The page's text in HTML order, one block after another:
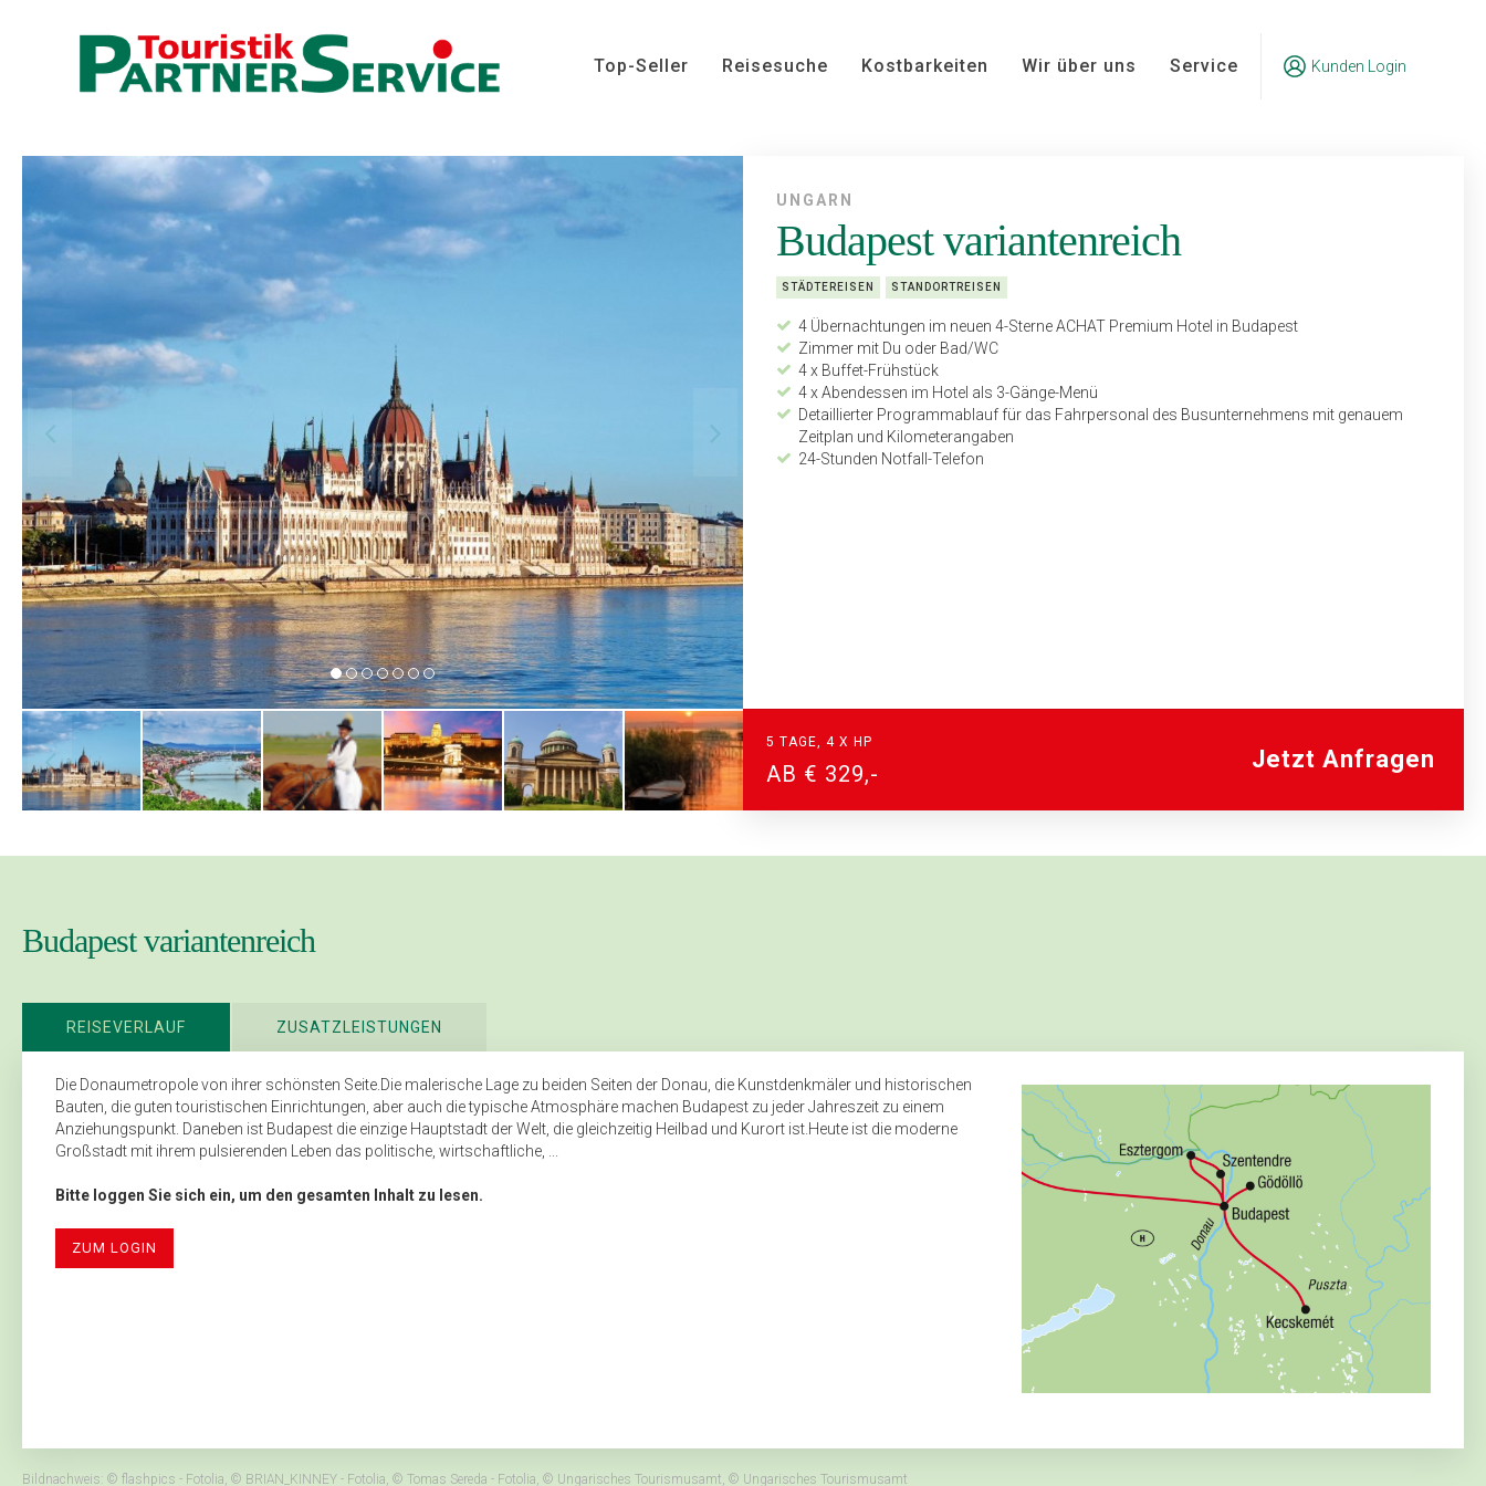
Top-Seller Reisesuche Kostbarkeiten Wir über uns Service Kunden Login
UNGARN
Budapest variantenreich
STÄDTEREISEN STANDORTREISEN
4 Übernachtungen im neuen 4-Sterne ACHAT Premium Hotel in Budapest
Zimmer mit Du oder Bad/WC
4 x Buffet-Frühstück
4 x Abendessen im Hotel als 3-Gänge-Menü
Detaillierter Programmablauf für das Fahrpersonal des Bus­unternehmens mit genauem
Zeitplan und Kilometerangaben
24-Stunden Notfall-Telefon
5 TAGE, 4 X HP
AB € 329,-
Jetzt Anfragen
Budapest variantenreich
REISEVERLAUF ZUSATZLEISTUNGEN
Die Donaumetropole von ihrer schönsten Seite.Die malerische Lage zu beiden Seiten der Donau, die Kunstdenkmäler und historischen
Bauten, die guten touristischen Einrichtungen, aber auch die typische Atmosphäre machen Budapest zu jeder Jahreszeit zu einem
Anziehungspunkt. Daneben ist Budapest die einzige Hauptstadt der Welt, die gleichzeitig Heilbad und Kurort ist.Heute ist die moderne
Großstadt mit ihrem pulsierenden Leben das politische, wirtschaftliche, ...
Bitte loggen Sie sich ein, um den gesamten Inhalt zu lesen.
ZUM LOGIN
Bildnachweis: © flashpics - Fotolia, © BRIAN_KINNEY - Fotolia, © Tomas Sereda - Fotolia, © Ungarisches Tourismusamt, © Ungarisches Tourismusamt